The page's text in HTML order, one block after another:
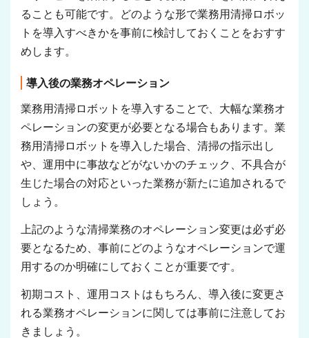
ることも可能です。どのような形で業務用清掃ロボッ
トを導入すべきかを事前に検討しておくことをおすす
めします。
導入後の業務オペレーション
業務用清掃ロボットを導入することで、大幅な業務オ
ペレーションの変更が必要となる場合もあります。業
務用清掃ロボットを導入した場合、清掃の指示出し
や、運用中に事故などがないかのチェック、不具合が
生じた場合の対応といった業務が新たに追加されるで
しょう。
上記のような清掃業務のオペレーション変更は必ず必
要となるため、事前にどのようなオペレーションで運
用するのか明確にしておくことが重要です。
初期コスト、運用コストはもちろん、導入後に変更さ
れる業務オペレーションに関しては事前に注意してお
きましょう。